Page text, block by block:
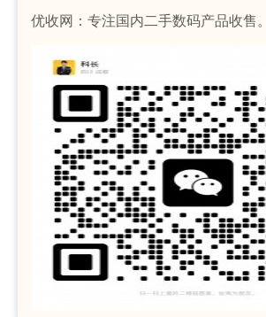
优收网：专注国内二手数码产品收售。